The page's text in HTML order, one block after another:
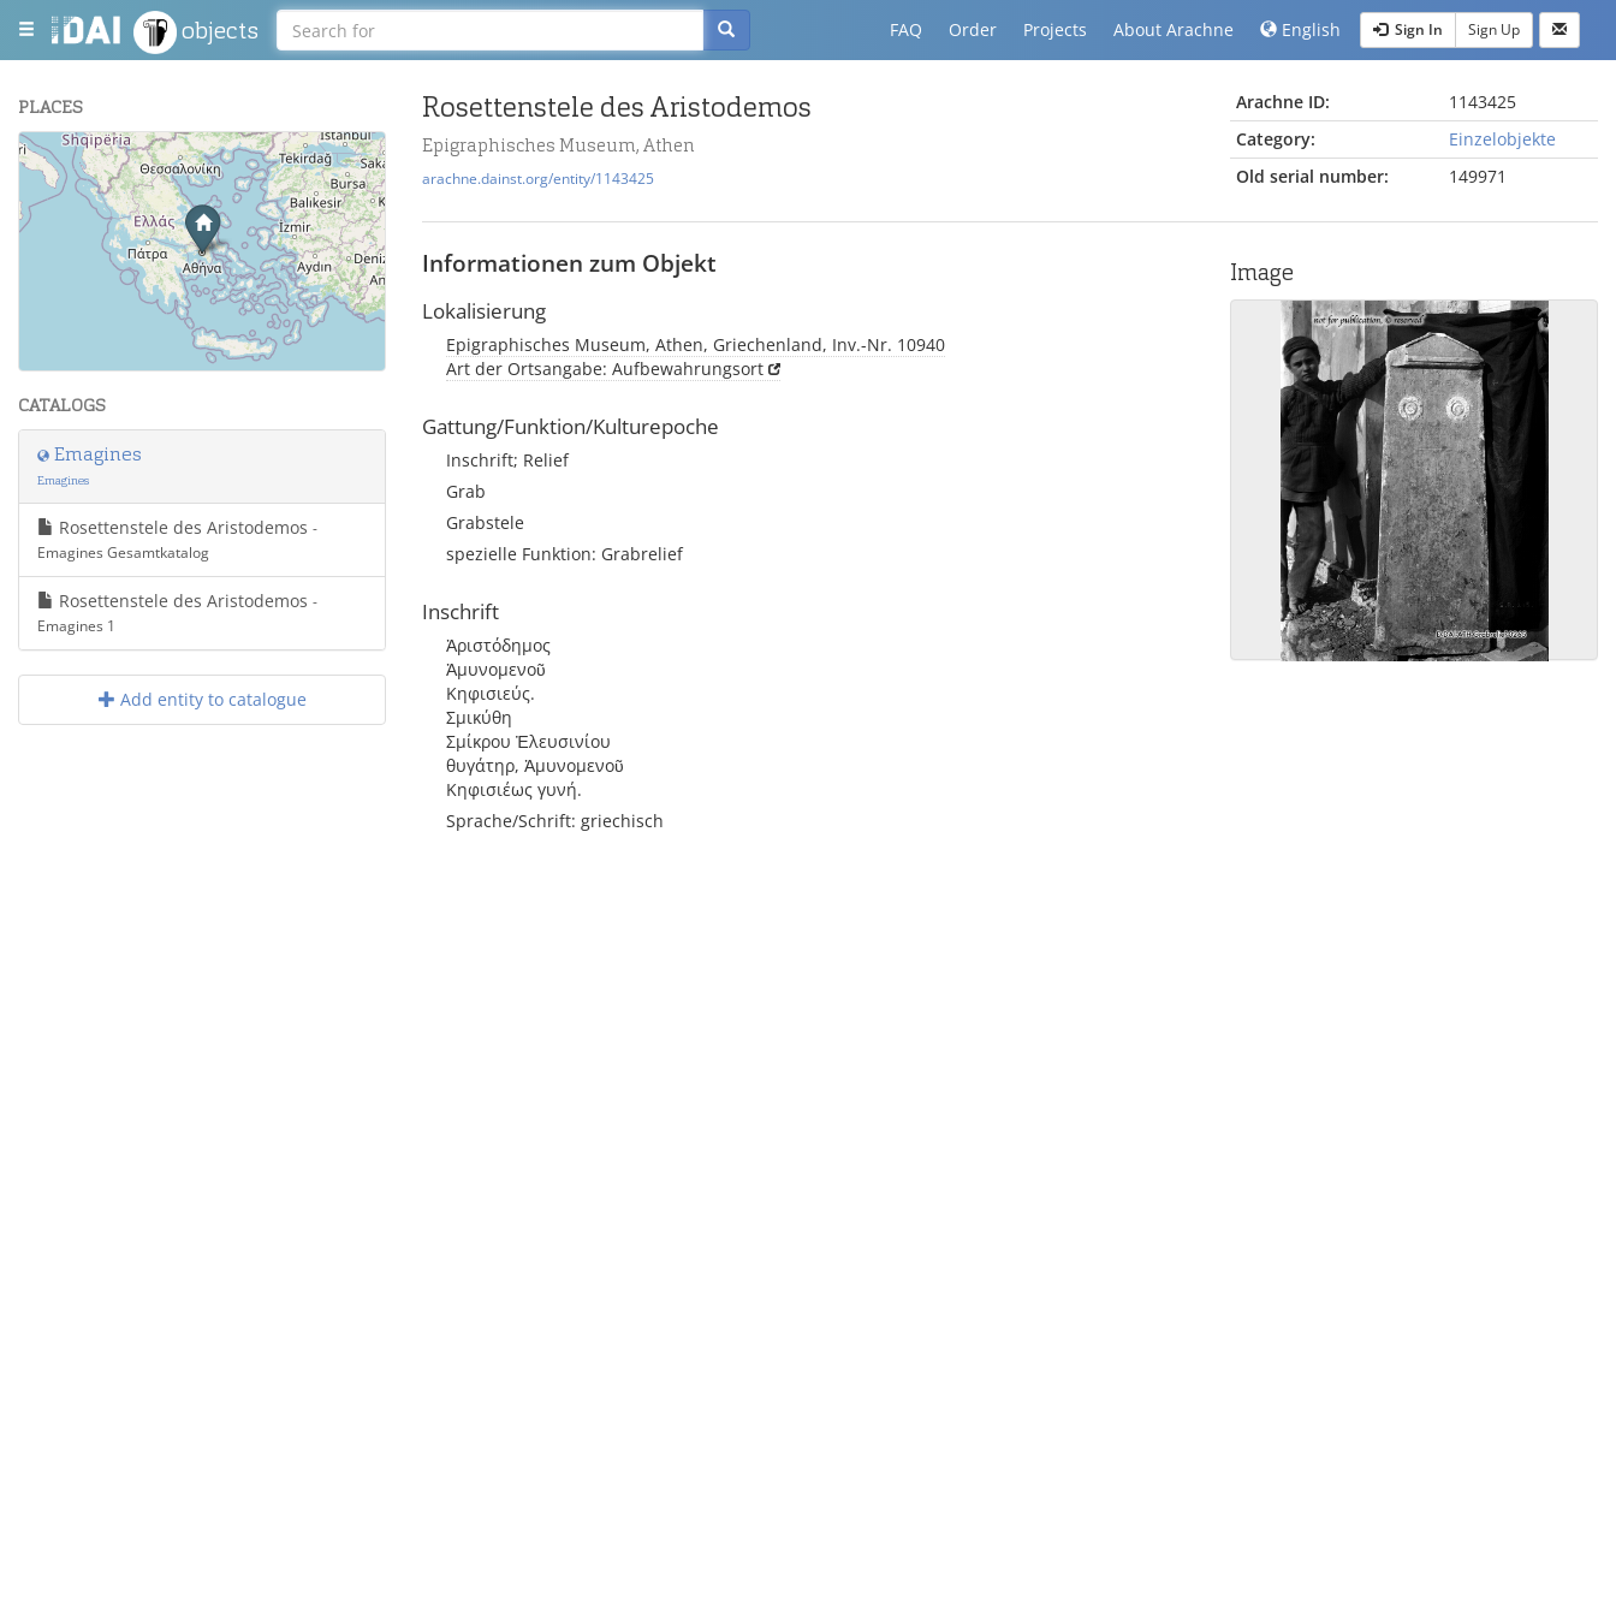
objects FAQ Order Projects About Arachne English Sign In Sign Up
PLACES
+
−
| Maps and Data ©
CATALOGS
Emagines
Emagines
Rosettenstele des Aristodemos -
Emagines Gesamtkatalog
Rosettenstele des Aristodemos -
Emagines 1
Add entity to catalogue
Rosettenstele des Aristodemos
Epigraphisches Museum, Athen
arachne.dainst.org/entity/1143425
Arachne ID:
1143425
Category:
Einzelobjekte
Old serial number:
149971
Informationen zum Objekt
Lokalisierung
Epigraphisches Museum, Athen, Griechenland, Inv.-Nr. 10940
Art der Ortsangabe: Aufbewahrungsort
Gattung/Funktion/Kulturepoche
Inschrift; Relief
Grab
Grabstele
spezielle Funktion: Grabrelief
Inschrift
Ἀριστόδημος
Ἀμυνομενοῦ
Κηφισιεύς.
Σμικύθη
Σμίκρου Ἐλευσινίου
θυγάτηρ, Ἀμυνομενοῦ
Κηφισιέως γυνή.
Sprache/Schrift: griechisch
Image